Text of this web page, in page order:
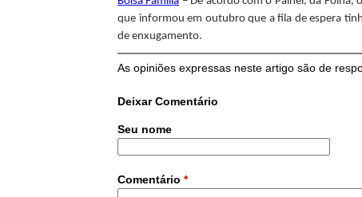
que informou em outubro que a fila de espera
de enxugamento.
As opiniões expressas neste artigo são de
Deixar Comentário
Seu nome
Comentário *